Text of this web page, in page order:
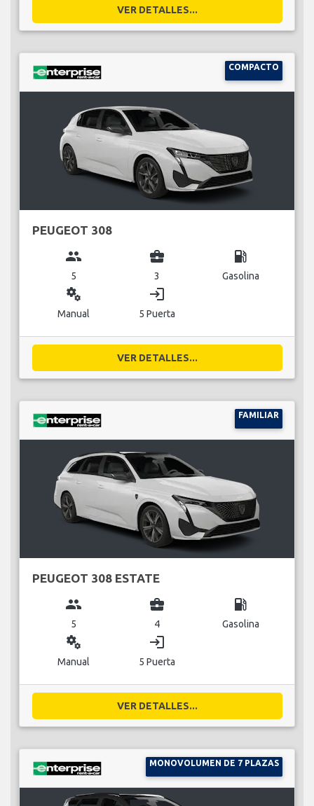
VER DETALLES...
COMPACTO
PEUGEOT 308
group
5
business_center
3
local_gas_station
Gasolina
miscellaneous_services
Manual
login
5 Puerta
VER DETALLES...
FAMILIAR
PEUGEOT 308 ESTATE
group
5
business_center
4
local_gas_station
Gasolina
miscellaneous_services
Manual
login
5 Puerta
VER DETALLES...
MONOVOLUMEN DE 7 PLAZAS